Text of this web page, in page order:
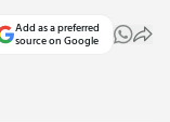
Add as a preferred
source on Google